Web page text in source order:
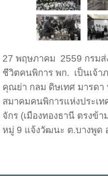
27 พฤษภาคม 2559 กรม
ชีวิตคนพิการ พก. เป็นเจ้า
คุณย่า กลม ดิษเทศ มารด
สมาคมคนพิการแห่งประเ
จักร (เมืองทองธานี ตรงข้
หมู่ 9 แจ้งวัฒนะ ต.บางพูด